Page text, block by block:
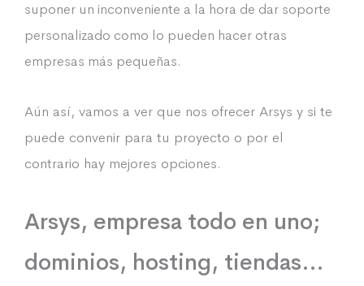
suponer un inconveniente a la hora de dar soporte
personalizado como lo pueden hacer otras
empresas más pequeñas.
Aún así, vamos a ver que nos ofrecer Arsys y si te
puede convenir para tu proyecto o por el
contrario hay mejores opciones.
Arsys, empresa todo en uno;
dominios, hosting, tiendas…